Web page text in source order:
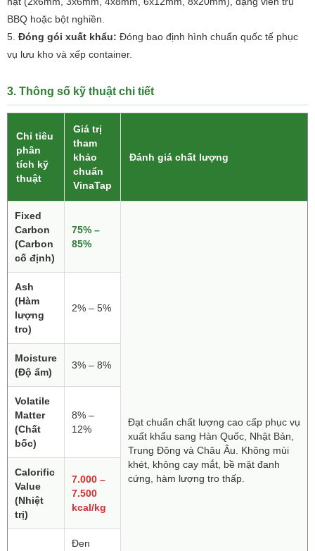
BBQ hoặc bột nghiền.
Đóng gói xuất khẩu: Đóng bao định hình chuẩn quốc tế phục
vụ lưu kho và xếp container.
3. Thông số kỹ thuật chi tiết
Chỉ tiêu
phân
tích kỹ
thuật
Giá trị
tham
khảo
chuẩn
VinaTap
Đánh giá chất lượng
Fixed
Carbon
(Carbon
cố định)
75% –
85%
Đạt chuẩn chất lượng cao cấp phục vụ
xuất khẩu sang Hàn Quốc, Nhật Bản,
Trung Đông và Châu Âu. Không mùi
khét, không cay mắt, bề mặt đanh
cứng, hàm lượng tro thấp.
Ash
(Hàm
lượng
tro)
2% – 5%
Moisture
(Độ ẩm)
3% – 8%
Volatile
Matter
(Chất
bốc)
8% –
12%
Calorific
Value
(Nhiệt
trị)
7.000 –
7.500
kcal/kg
Đen